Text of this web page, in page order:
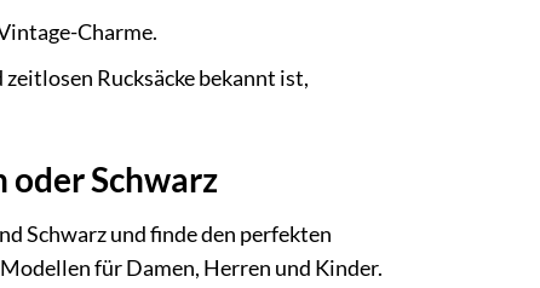
Charme.
Rucksäcke bekannt ist,
oder Schwarz
Schwarz und finde den perfekten
für Damen, Herren und Kinder.